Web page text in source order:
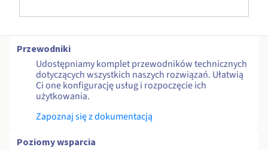
Przewodniki
Udostępniamy komplet przewodników technicznych
dotyczących wszystkich naszych rozwiązań. Ułatwią
Ci one konfigurację usług i rozpoczęcie ich
użytkowania.
Zapoznaj się z dokumentacją
Poziomy wsparcia